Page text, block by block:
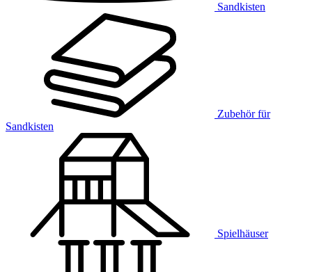
Sandkisten
Zubehör für
Sandkisten
Spielhäuser